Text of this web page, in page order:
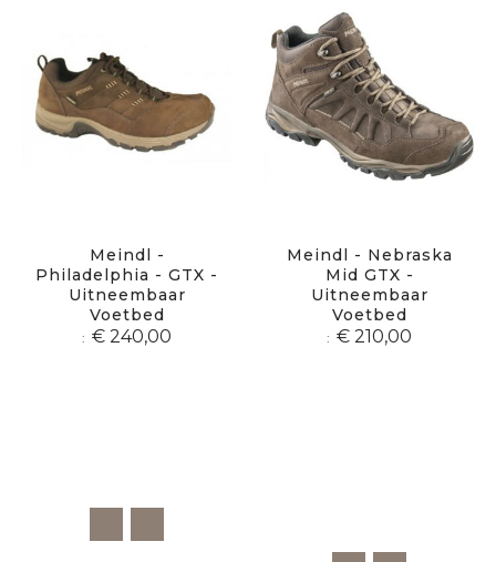
Meindl -
Philadelphia - GTX -
Uitneembaar
Voetbed
€ 240,00
Meindl - Nebraska
Mid GTX -
Uitneembaar
Voetbed
€ 210,00